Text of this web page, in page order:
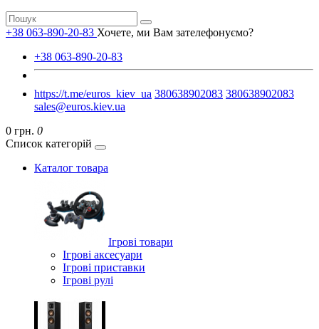
+38 063-890-20-83 Хочете, ми Вам зателефонуємо?
+38 063-890-20-83
https://t.me/euros_kiev_ua 380638902083 380638902083
sales@euros.kiev.ua
0 грн. 0
Список категорій
Каталог товара
Ігрові товари
Ігрові аксесуари
Ігрові приставки
Ігрові рулі